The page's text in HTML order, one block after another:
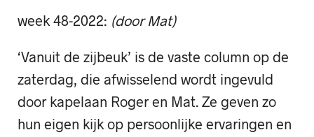
week 48-2022: (door Mat)
‘Vanuit de zijbeuk’ is de vaste column op de
zaterdag, die afwisselend wordt ingevuld
door kapelaan Roger en Mat. Ze geven zo
hun eigen kijk op persoonlijke ervaringen en